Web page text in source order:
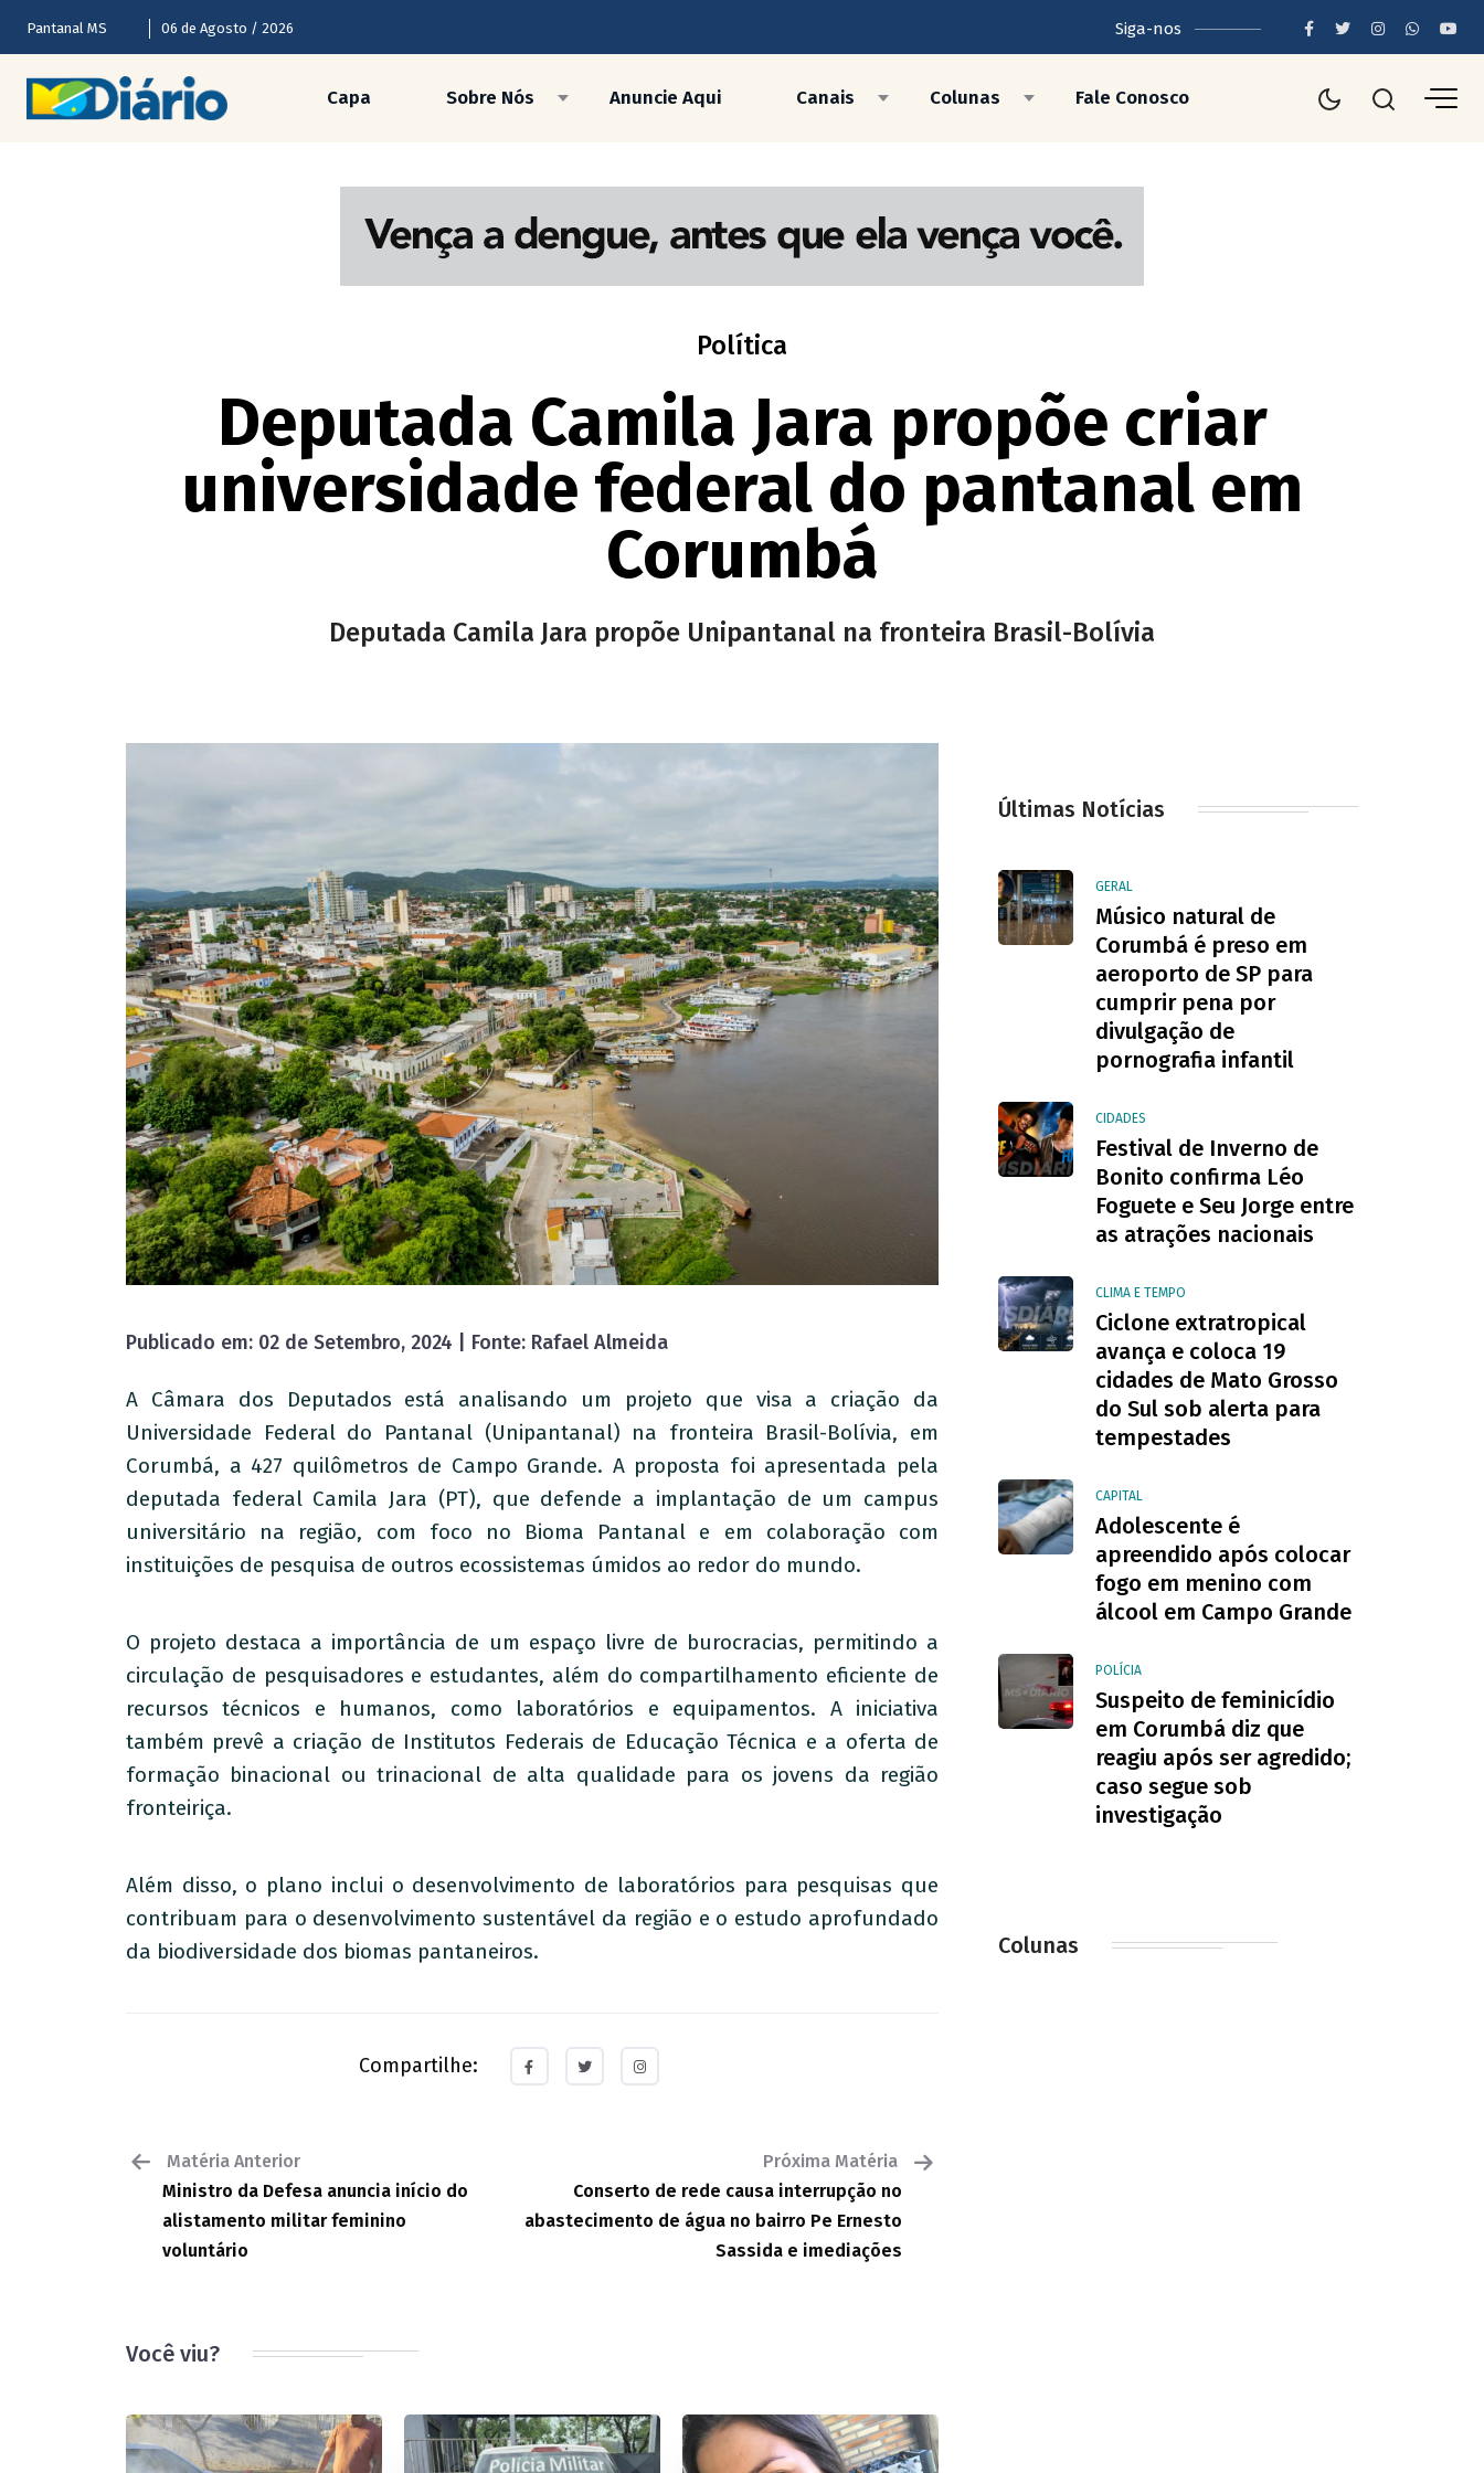
Pantanal MS 06 de Agosto / 2026 Siga-nos
Capa Sobre Nós Anuncie Aqui Canais Colunas Fale Conosco
Política
Deputada Camila Jara propõe criar
universidade federal do pantanal em
Corumbá
Deputada Camila Jara propõe Unipantanal na fronteira Brasil-Bolívia
Publicado em: 02 de Setembro, 2024 | Fonte: Rafael Almeida
A Câmara dos Deputados está analisando um projeto que visa a criação da
Universidade Federal do Pantanal (Unipantanal) na fronteira Brasil-Bolívia, em
Corumbá, a 427 quilômetros de Campo Grande. A proposta foi apresentada pela
deputada federal Camila Jara (PT), que defende a implantação de um campus
universitário na região, com foco no Bioma Pantanal e em colaboração com
instituições de pesquisa de outros ecossistemas úmidos ao redor do mundo.
O projeto destaca a importância de um espaço livre de burocracias, permitindo a
circulação de pesquisadores e estudantes, além do compartilhamento eficiente de
recursos técnicos e humanos, como laboratórios e equipamentos. A iniciativa
também prevê a criação de Institutos Federais de Educação Técnica e a oferta de
formação binacional ou trinacional de alta qualidade para os jovens da região
fronteiriça.
Além disso, o plano inclui o desenvolvimento de laboratórios para pesquisas que
contribuam para o desenvolvimento sustentável da região e o estudo aprofundado
da biodiversidade dos biomas pantaneiros.
Compartilhe:
Matéria Anterior
Ministro da Defesa anuncia início do
alistamento militar feminino
voluntário
Próxima Matéria
Conserto de rede causa interrupção no
abastecimento de água no bairro Pe Ernesto
Sassida e imediações
Você viu?
Últimas Notícias
GERAL
Músico natural de
Corumbá é preso em
aeroporto de SP para
cumprir pena por
divulgação de
pornografia infantil
CIDADES
Festival de Inverno de
Bonito confirma Léo
Foguete e Seu Jorge entre
as atrações nacionais
CLIMA E TEMPO
Ciclone extratropical
avança e coloca 19
cidades de Mato Grosso
do Sul sob alerta para
tempestades
CAPITAL
Adolescente é
apreendido após colocar
fogo em menino com
álcool em Campo Grande
POLÍCIA
Suspeito de feminicídio
em Corumbá diz que
reagiu após ser agredido;
caso segue sob
investigação
Colunas